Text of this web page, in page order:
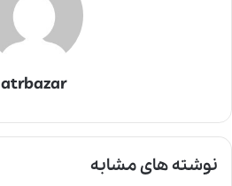
atrbazar
نوشته های مشابه